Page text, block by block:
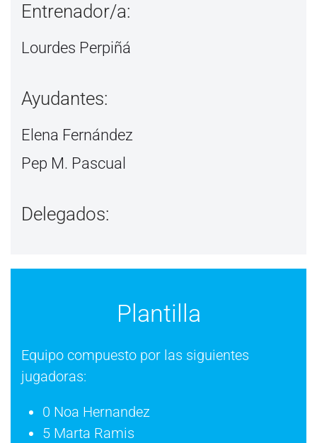
Entrenador/a:
Lourdes Perpiñá
Ayudantes:
Elena Fernández
Pep M. Pascual
Delegados:
Plantilla
Equipo compuesto por las siguientes
jugadoras:
0 Noa Hernandez
5 Marta Ramis